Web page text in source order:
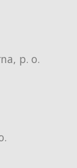
p. o.